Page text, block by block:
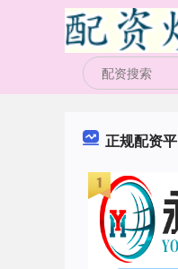
正规配资